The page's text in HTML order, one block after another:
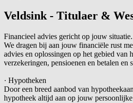
Veldsink - Titulaer &
Financieel advies gericht op jouw
We dragen bij aan jouw financiële rust
advies en oplossingen op het gebied van
verzekeringen, pensioenen en betalen en
· Hypotheken
Door een breed aanbod van
hypotheek altijd aan op jouw